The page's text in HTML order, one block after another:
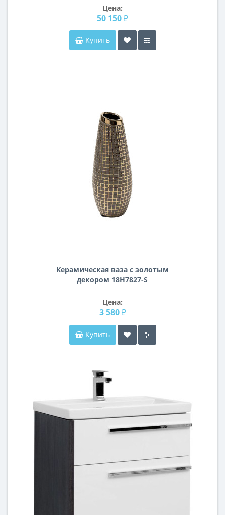
деревянной столешницей Холден
Цена:
50 150 ₽
Купить
Керамическая ваза с золотым
декором 18H7827-S
Цена:
3 580 ₽
Купить